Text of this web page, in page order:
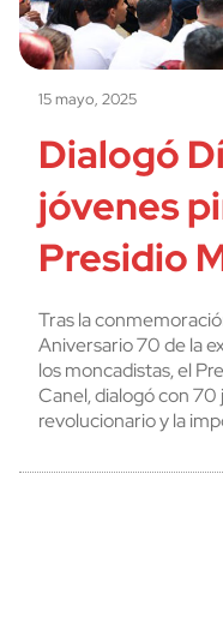
15 mayo, 2025
Dialogó
jóvenes
Presidio
Tras la
Aniversario 70 de la
los moncadistas, el
Canel, dialogó con
revolucionario y la